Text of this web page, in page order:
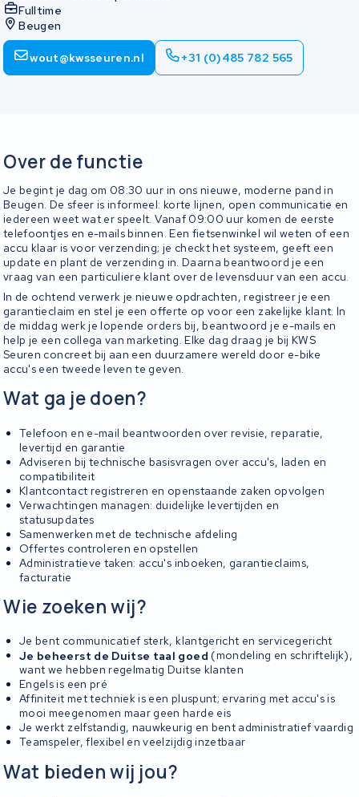
Fulltime
Beugen
wout@kwsseuren.nl +31 (0)485 782 565
Over de functie
Je begint je dag om 08:30 uur in ons nieuwe, moderne pand in
Beugen. De sfeer is informeel: korte lijnen, open communicatie en
iedereen weet wat er speelt. Vanaf 09:00 uur komen de eerste
telefoontjes en e-mails binnen. Een fietsenwinkel wil weten of een
accu klaar is voor verzending; je checkt het systeem, geeft een
update en plant de verzending in. Daarna beantwoord je een
vraag van een particuliere klant over de levensduur van een accu.
In de ochtend verwerk je nieuwe opdrachten, registreer je een
garantieclaim en stel je een offerte op voor een zakelijke klant. In
de middag werk je lopende orders bij, beantwoord je e-mails en
help je een collega van marketing. Elke dag draag je bij KWS
Seuren concreet bij aan een duurzamere wereld door e-bike
accu's een tweede leven te geven.
Wat ga je doen?
Telefoon en e-mail beantwoorden over revisie, reparatie,
levertijd en garantie
Adviseren bij technische basisvragen over accu's, laden en
compatibiliteit
Klantcontact registreren en openstaande zaken opvolgen
Verwachtingen managen: duidelijke levertijden en
statusupdates
Samenwerken met de technische afdeling
Offertes controleren en opstellen
Administratieve taken: accu's inboeken, garantieclaims,
facturatie
Wie zoeken wij?
Je bent communicatief sterk, klantgericht en servicegericht
Je beheerst de Duitse taal goed (mondeling en schriftelijk),
want we hebben regelmatig Duitse klanten
Engels is een pré
Affiniteit met techniek is een pluspunt; ervaring met accu's is
mooi meegenomen maar geen harde eis
Je werkt zelfstandig, nauwkeurig en bent administratief vaardig
Teamspeler, flexibel en veelzijdig inzetbaar
Wat bieden wij jou?